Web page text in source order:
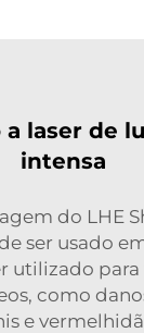
laser de
intensa
do LHE
ser usado
utilizado
como
e